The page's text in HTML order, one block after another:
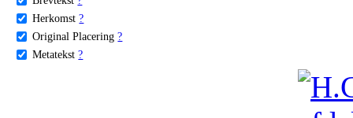
Herkomst ?
Original Placering ?
Metatekst ?